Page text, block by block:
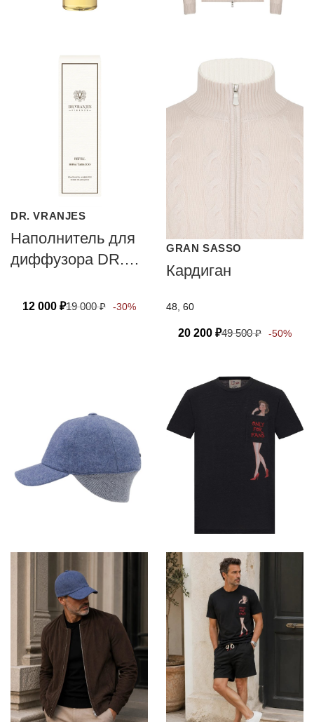
DR. VRANJES
Наполнитель для
диффузора DR.
FIRENZE ROSA
12 000 ₽19 000₽ -30%
GRAN SASSO
Кардиган
48, 60
20 200 ₽49 500₽ -50%